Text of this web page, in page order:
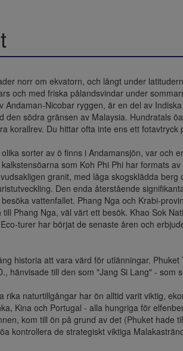
norr om ekvatorn, och långt under
och med friska pålandsvindar under
Andaman-Nicobar ryggen, är en del av
den södra gränsen av Malaysia. Hundratals
korallrev. Du hittar ofta inte ens ett fotavtryck
sorter av ö finns i Andamansjön, var och
som Koh Phi Phi har formats
granit, med låga skogsklädda
Den enda återstående
vattenfallet. Phang Nga och Krabi-
till Phang Nga, väl värt ett besök. Khao Sok
turer har börjat de senaste åren och
historia att vara värd för utlänningar.
hänvisade till den som "Jang Si Lang" -
rika naturtillgångar har ön alltid varit viktig,
Kina och Portugal - alla hungriga för
kom till ön på grund av det (Phuket hade
kontrollera de strategiskt viktiga